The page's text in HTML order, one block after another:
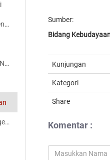
- Musik Pengiring - Gong Genang
- Musik Vokal - Bagandang Nuja
- Musik Vokal - Saketa / Bagero
Sumber:
Bidang
Kunjungan
Kategori
Share
Komentar :